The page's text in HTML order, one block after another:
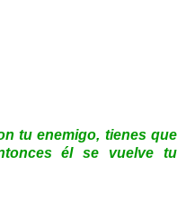
tu enemigo, tienes que
él se vuelve tu